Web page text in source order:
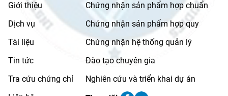
Giới thiệu
Dịch vụ
Tài liệu
Tin tức
Tra cứu chứng chỉ
Chứng nhận sản phẩm hợp chuẩn
Chứng nhận sản phẩm hợp quy
Chứng nhận hệ thống quản lý
Đào tạo chuyên gia
Nghiên cứu và triển khai dự án